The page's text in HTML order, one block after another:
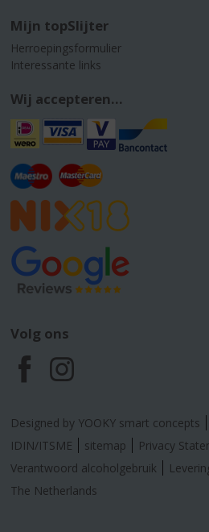
Mijn topSlijter
Herroepingsformulier
Interessante links
Wij accepteren...
Volg ons
F
a
c
e
I
n
s
t
Designed by YOOKY smart concepts
IDIN/ITSME
sitemap Privacy
Verantwoord alcoholgebruik
The Netherlands